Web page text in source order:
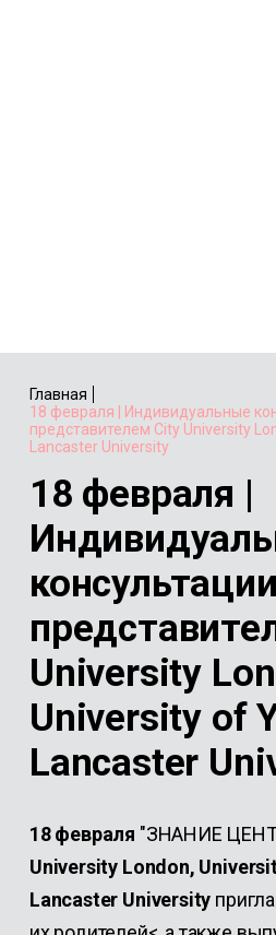
Главная
18 февраля | Индивидуальные
представителем Сity University
Lancaster University
18 февраля |
University
University of
Lancaster
18 февраля "ЗНАНИЕ
University London,
Lancaster University